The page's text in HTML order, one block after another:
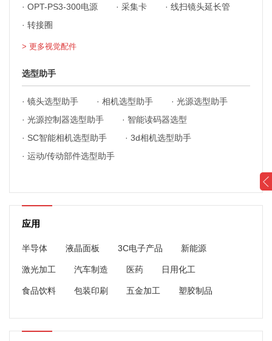
· OPT-PS3-300电源 · 采集卡 · 线扫镜头延长管
· 转接圈
> 更多视觉配件
选型助手
· 镜头选型助手 · 相机选型助手 · 光源选型助手
· 光源控制器选型助手 · 智能读码器选型
· SC智能相机选型助手 · 3d相机选型助手
· 运动/传动部件选型助手
应用
半导体 液晶面板 3C电子产品 新能源
激光加工 汽车制造 医药 日用化工
食品饮料 包装印刷 五金加工 塑胶制品